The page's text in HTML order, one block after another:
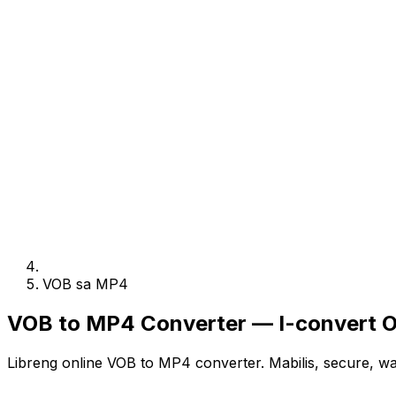
VOB sa MP4
VOB to MP4 Converter — I-convert
Libreng online VOB to MP4 converter. Mabilis, secure,